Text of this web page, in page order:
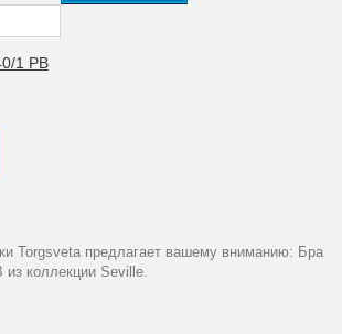
1 PB
Torgsveta предлагает вашему вниманию: Бра
коллекции Seville.